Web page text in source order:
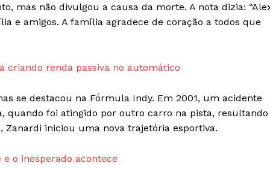
mas não divulgou a causa da morte. A nota dizia:
e amigos. A família agradece de coração a todos que
criando renda passiva no automático
se destacou na Fórmula Indy. Em 2001, um acidente
quando foi atingido por outro carro na pista, resultando
iniciou uma nova trajetória esportiva.
o inesperado acontece